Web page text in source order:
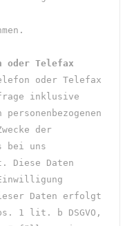
oder Telefax
oder Telefax
inklusive
der
bei uns
Diese Daten
Daten erfolgt
1 lit. b DSGVO,